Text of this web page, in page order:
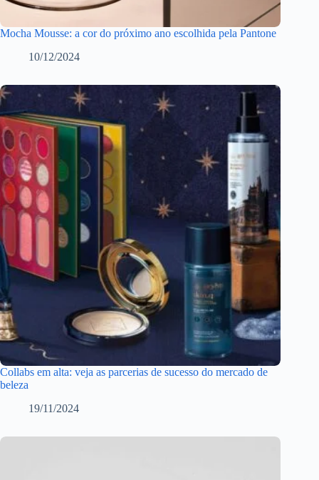
Mocha Mousse: a cor do próximo ano escolhida pela Pantone
10/12/2024
Collabs em alta: veja as parcerias de sucesso do mercado de
beleza
19/11/2024